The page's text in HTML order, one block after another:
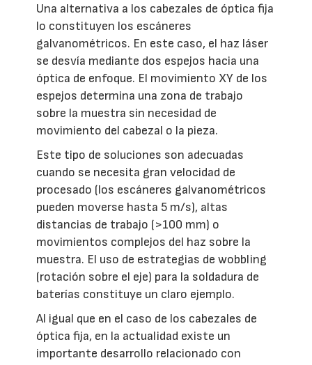
Una alternativa a los cabezales de óptica fija
lo constituyen los escáneres
galvanométricos. En este caso, el haz láser
se desvía mediante dos espejos hacia una
óptica de enfoque. El movimiento XY de los
espejos determina una zona de trabajo
sobre la muestra sin necesidad de
movimiento del cabezal o la pieza.
Este tipo de soluciones son adecuadas
cuando se necesita gran velocidad de
procesado (los escáneres galvanométricos
pueden moverse hasta 5 m/s), altas
distancias de trabajo (>100 mm) o
movimientos complejos del haz sobre la
muestra. El uso de estrategias de wobbling
(rotación sobre el eje) para la soldadura de
baterías constituye un claro ejemplo.
Al igual que en el caso de los cabezales de
óptica fija, en la actualidad existe un
importante desarrollo relacionado con